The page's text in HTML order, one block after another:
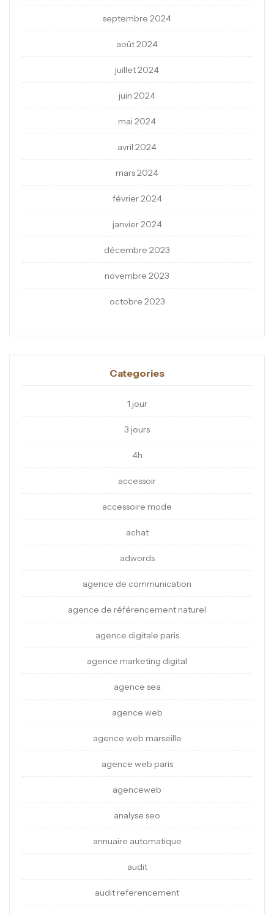
septembre 2024
août 2024
juillet 2024
juin 2024
mai 2024
avril 2024
mars 2024
février 2024
janvier 2024
décembre 2023
novembre 2023
octobre 2023
Categories
1 jour
3 jours
4h
accessoir
accessoire mode
achat
adwords
agence de communication
agence de référencement naturel
agence digitale paris
agence marketing digital
agence sea
agence web
agence web marseille
agence web paris
agenceweb
analyse seo
annuaire automatique
audit
audit referencement